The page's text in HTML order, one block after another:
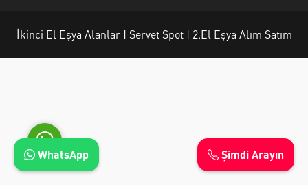
İkinci El Eşya Alanlar | Servet Spot | 2.El Eşya Alım Satım
Şimdi Arayın
WhatsApp